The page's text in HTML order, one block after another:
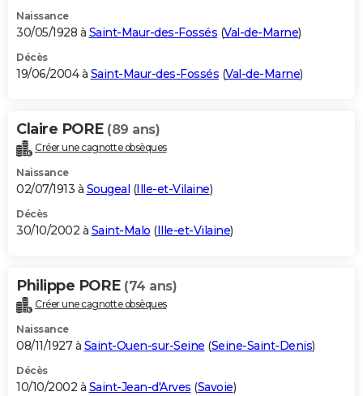
Naissance
30/05/1928 à Saint-Maur-des-Fossés (Val-de-Marne)
Décès
19/06/2004 à Saint-Maur-des-Fossés (Val-de-Marne)
Claire PORE (89 ans)
Créer une cagnotte obsèques
Naissance
02/07/1913 à Sougeal (Ille-et-Vilaine)
Décès
30/10/2002 à Saint-Malo (Ille-et-Vilaine)
Philippe PORE (74 ans)
Créer une cagnotte obsèques
Naissance
08/11/1927 à Saint-Ouen-sur-Seine (Seine-Saint-Denis)
Décès
10/10/2002 à Saint-Jean-d'Arves (Savoie)